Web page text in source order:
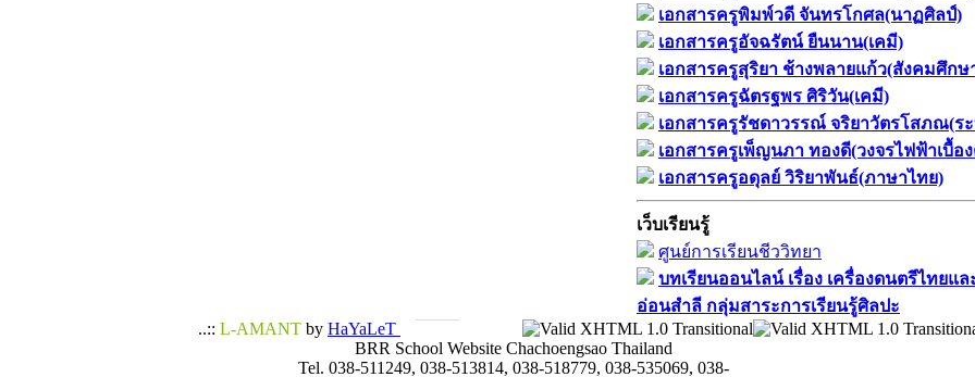
เอกสารครูพิมพ์วดี จันทรโกศล(นาฏศิลป์)
เอกสารครูอัจฉรัตน์ ยืนนาน(เคมี)
เอกสารครูสุริยา ช้างพลายแก้ว(สังคมศึกษ
เอกสารครูฉัตรฐพร ศิริวัน(เคมี)
เอกสารครูรัชดาวรรณ์ จริยาวัตรโสภณ(ร
เอกสารครูเพ็ญนภา ทองดี(วงจรไฟฟ้าเบื้อ
เอกสารครูอดุลย์ วิริยาพันธ์(ภาษาไทย)
เว็บเรียนรู้
ศูนย์การเรียนชีววิทยา
บทเรียนออนไลน์​ เรื่อง​ เครื่องดนตรีไทย
อ่อนสำลี​ กลุ่มสาระการเรียนรู้ศิลปะ
..:: L-AMANT by HaYaLeT
BRR School Website Chachoengsao Thailand
Tel. 038-511249, 038-513814, 038-518779, 038-535069, 038-